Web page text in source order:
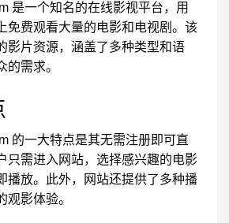
是一个知名的在线影视平台，用
免费观看大量的电影和电视剧。该
影片资源，涵盖了多种类型和语
的需求。
的一大特点是其无需注册即可直
只需进入网站，选择感兴趣的电影
播放。此外，网站还提供了多种播
观影体验。